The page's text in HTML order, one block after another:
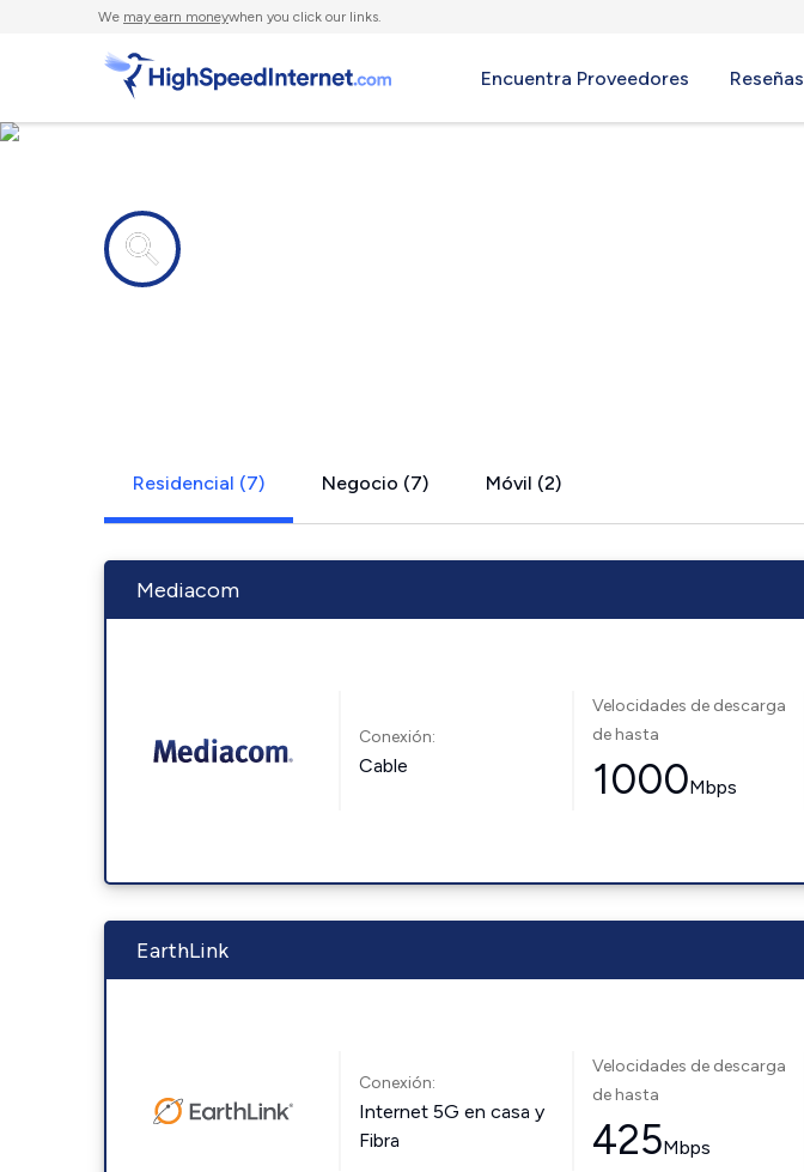
We may earn moneywhen you click our links.
Encuentra Proveedores Reseñas
Residencial (7) Negocio (7) Móvil (2)
Mediacom
Conexión:
Cable
Velocidades de descarga
de hasta
1000Mbps
EarthLink
Conexión:
Internet 5G en casa y
Fibra
Velocidades de descarga
de hasta
425Mbps